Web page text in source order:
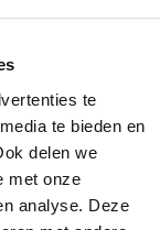
te
te bieden en
delen we
met onze
analyse. Deze
ik
met je